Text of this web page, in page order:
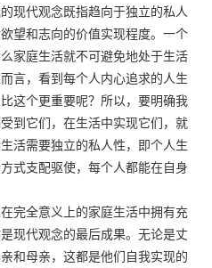
现代观念既指趋向于独立的私人
望和志向的价值实现程度。一个
家庭生活就不可避免地处于生活
言，看到每个人内心追求的人生
这个更重要呢？所以，要明确我
到它们，在生活中实现它们，就
活需要独立的私人性，即个人生
式支配驱使，每个人都能在自身
完全意义上的家庭生活中拥有充
现代观念的最后成果。无论是丈
和母亲，这都是他们自我实现的